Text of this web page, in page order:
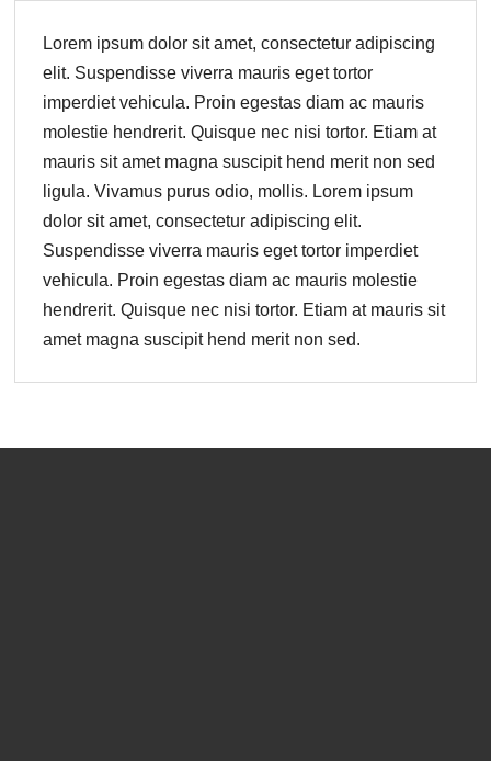
Lorem ipsum dolor sit amet, consectetur adipiscing
elit. Suspendisse viverra mauris eget tortor
imperdiet vehicula. Proin egestas diam ac mauris
molestie hendrerit. Quisque nec nisi tortor. Etiam at
mauris sit amet magna suscipit hend merit non sed
ligula. Vivamus purus odio, mollis. Lorem ipsum
dolor sit amet, consectetur adipiscing elit.
Suspendisse viverra mauris eget tortor imperdiet
vehicula. Proin egestas diam ac mauris molestie
hendrerit. Quisque nec nisi tortor. Etiam at mauris sit
amet magna suscipit hend merit non sed.